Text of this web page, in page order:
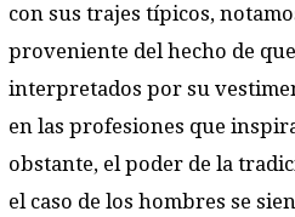
con sus trajes típicos,
proveniente del hecho de
interpretados por su
en las profesiones que
obstante, el poder de la
el caso de los hombres se